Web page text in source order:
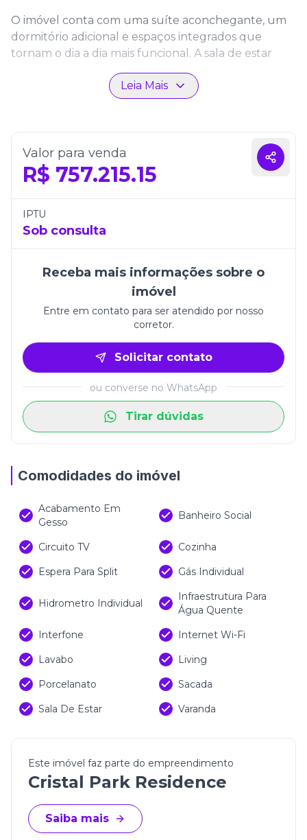
O imóvel conta com uma suíte aconchegante, um
dormitório adicional e espaços integrados que
tornam o dia a dia mais funcional. A sala de estar
conectada à cozinha cria um ambiente acolhedor,
ideal tanto para momentos de descanso quanto
para receber amigos e familiares com estilo e
Além disso, o apartamento dispõe de uma vaga de
garagem, garantindo comodidade e segurança.
Inserido em um empreendimento que reflete
Residence é a oportunidade perfeita para quem
deseja viver ou investir em Itapema, uma das
Leia Mais
Valor para venda
R$ 757.215.15
IPTU
Sob consulta
Receba mais informações sobre o
imóvel
Entre em contato para ser atendido por nosso
corretor.
Solicitar contato
ou converse no WhatsApp
Tirar dúvidas
Comodidades do imóvel
Acabamento Em
Gesso
Banheiro Social
Circuito TV
Cozinha
Espera Para Split
Gás Individual
Hidrometro Individual
Infraestrutura Para
Água Quente
Interfone
Internet Wi-Fi
Lavabo
Living
Porcelanato
Sacada
Sala De Estar
Varanda
Este imóvel faz parte do empreendimento
Cristal Park Residence
Saiba mais